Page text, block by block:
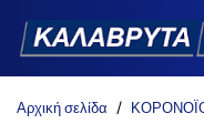
Αρχική σελίδα